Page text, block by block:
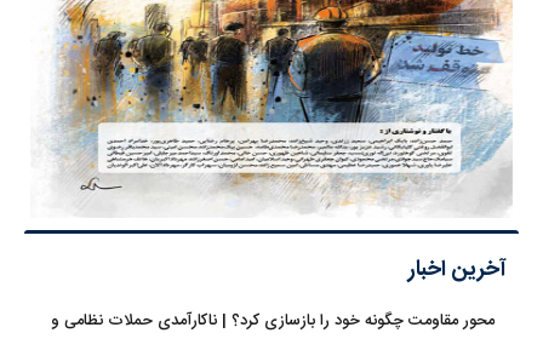
آخرین اخبار
محور مقاومت چگونه خود را بازسازی کرد؟ | ناکارآمدی حملات نظامی و